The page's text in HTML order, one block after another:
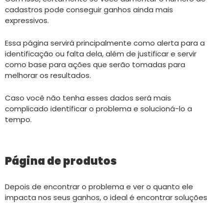
cadastros pode conseguir ganhos ainda mais
expressivos.
Essa página servirá principalmente como alerta para a
identificação ou falta dela, além de justificar e servir
como base para ações que serão tomadas para
melhorar os resultados.
Caso você não tenha esses dados será mais
complicado identificar o problema e solucioná-lo a
tempo.
Página de produtos
Depois de encontrar o problema e ver o quanto ele
impacta nos seus ganhos, o ideal é encontrar soluções